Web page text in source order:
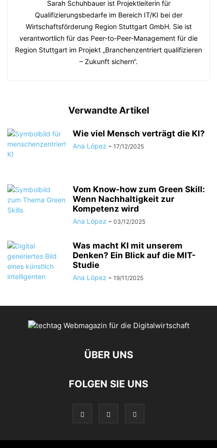
Sarah Schuhbauer ist Projektleiterin für
Qualifizierungsbedarfe im Bereich IT/KI bei der
Wirtschaftsförderung Region Stuttgart GmbH. Sie ist
verantwortlich für das Peer-to-Peer-Management für die
Region Stuttgart im Projekt „Branchenzentriert qualifizieren
– Zukunft sichern“.
Verwandte Artikel
Wie viel Mensch verträgt die KI?
Ana López - 17/12/2025
Vom Know-how zum Green Skill:
Wenn Nachhaltigkeit zur
Kompetenz wird
Ana López - 03/12/2025
Was macht KI mit unserem
Denken? Ein Blick auf die MIT-
Studie
Ana López - 19/11/2025
ÜBER UNS
FOLGEN SIE UNS